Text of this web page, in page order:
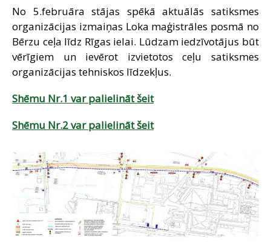
No 5.februāra stājas spēkā aktuālās satiksmes
organizācijas izmaiņas Loka maģistrāles posmā no
Bērzu ceļa līdz Rīgas ielai. Lūdzam iedzīvotājus būt
vērīgiem un ievērot izvietotos ceļu satiksmes
organizācijas tehniskos līdzekļus.
Shēmu Nr.1 var palielināt šeit
Shēmu Nr.2 var palielināt šeit